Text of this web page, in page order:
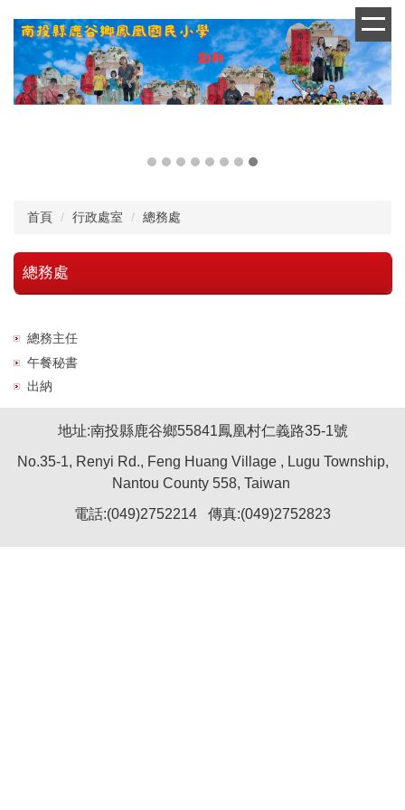
主
內
容
首頁 行政處室 總務處
總務處
總務主任
午餐秘書
出納
地址:南投縣鹿谷鄉55841鳳凰村仁義路35-1號
No.35-1, Renyi Rd., Feng Huang Village , Lugu Township,
Nantou County 558, Taiwan
電話:(049)2752214 傳真:(049)2752823